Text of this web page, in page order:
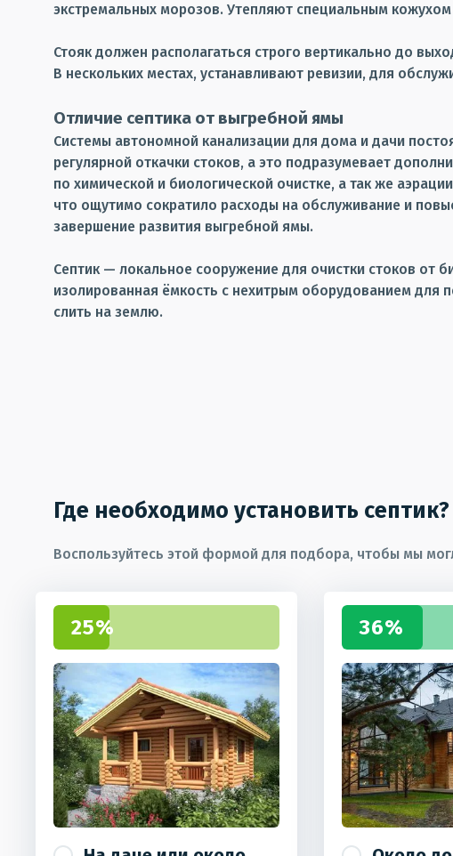
экстремальных морозов. Утепляют специальным
Стояк должен располагаться строго вертикально до
В нескольких местах, устанавливают ревизии, для
Отличие септика от выгребной ямы
Системы автономной канализации для дома и дачи
регулярной откачки стоков, а это подразумевает
по химической и биологической очистке, а так же
что ощутимо сократило расходы на обслуживание и
завершение развития выгребной ямы.
Септик — локальное сооружение для очистки стоков от
изолированная ёмкость с нехитрым оборудованием для
слить на землю.
Где необходимо установить септик?
Воспользуйтесь этой формой для подбора, чтобы мы
25% 36%